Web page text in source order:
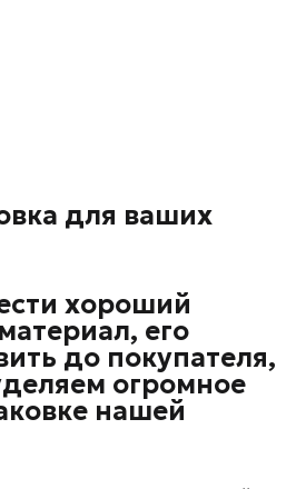
для ваших
хороший
его
до покупателя,
огромное
нашей